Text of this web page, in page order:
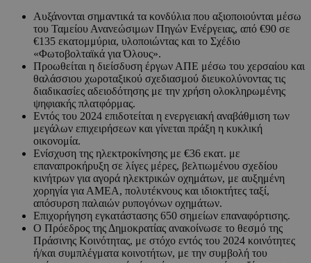
Αυξάνονται σημαντικά τα κονδύλια που αξιοποιούνται μέσω
του Ταμείου Ανανεώσιμων Πηγών Ενέργειας, από €90 σε
€135 εκατομμύρια, υλοποιώντας και το Σχέδιο
«Φωτοβολταϊκά για Όλους».
Προωθείται η διείσδυση έργων ΑΠΕ μέσω του χερσαίου και
θαλάσσιου χωροταξικού σχεδιασμού διευκολύνοντας τις
διαδικασίες αδειοδότησης με την χρήση ολοκληρωμένης
ψηφιακής πλατφόρμας.
Εντός του 2024 επιδοτείται η ενεργειακή αναβάθμιση των
μεγάλων επιχειρήσεων και γίνεται πράξη η κυκλική
οικονομία.
Ενίσχυση της ηλεκτροκίνησης με €36 εκατ. με
επαναπροκήρυξη σε λίγες μέρες, βελτιωμένου σχεδίου
κινήτρων για αγορά ηλεκτρικών οχημάτων, με αυξημένη
χορηγία για ΑΜΕΑ, πολυτέκνους και ιδιοκτήτες ταξί,
απόσυρση παλαιών ρυπογόνων οχημάτων.
Επιχορήγηση εγκατάστασης 650 σημείων επαναφόρτισης.
Ο Πρόεδρος της Δημοκρατίας ανακοίνωσε το θεσμό της
Πράσινης Κοινότητας, με στόχο εντός του 2024 κοινότητες
ή/και συμπλέγματα κοινοτήτων, με την συμβολή του